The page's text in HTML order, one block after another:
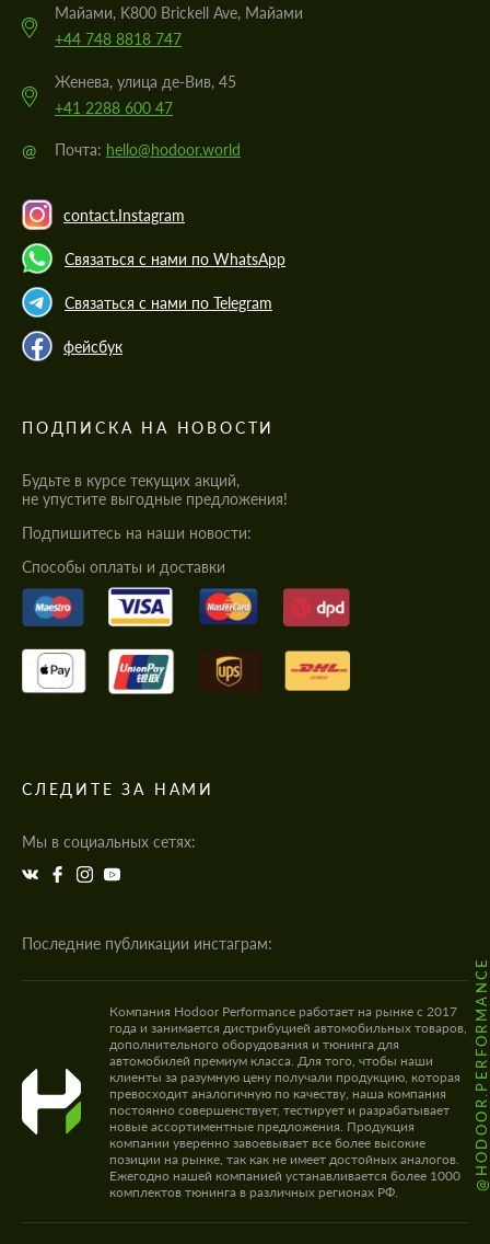
Майами, K800 Brickell Ave, Майами
+44 748 8818 747
Женева, улица де-Вив, 45
+41 2288 600 47
@ Почта: hello@hodoor.world
contact.Instagram
Связаться с нами по WhatsApp
Связаться с нами по Telegram
фейсбук
ПОДПИСКА НА НОВОСТИ
Будьте в курсе текущих акций,
не упустите выгодные предложения!
Подпишитесь на наши новости:
Cпособы оплаты и доставки
СЛЕДИТЕ ЗА НАМИ
Мы в социальных сетях:
Последние публикации инстаграм:
@HODOOR.PERFORMANCE
Компания Hodoor Performance работает на рынке с 2017
года и занимается дистрибуцией автомобильных товаров,
дополнительного оборудования и тюнинга для
автомобилей премиум класса. Для того, чтобы наши
клиенты за разумную цену получали продукцию, которая
превосходит аналогичную по качеству, наша компания
постоянно совершенствует, тестирует и разрабатывает
новые ассортиментные предложения. Продукция
компании уверенно завоевывает все более высокие
позиции на рынке, так как не имеет достойных аналогов.
Ежегодно нашей компанией устанавливается более 1000
комплектов тюнинга в различных регионах РФ.